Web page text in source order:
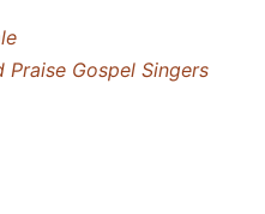
Praise Gospel Singers